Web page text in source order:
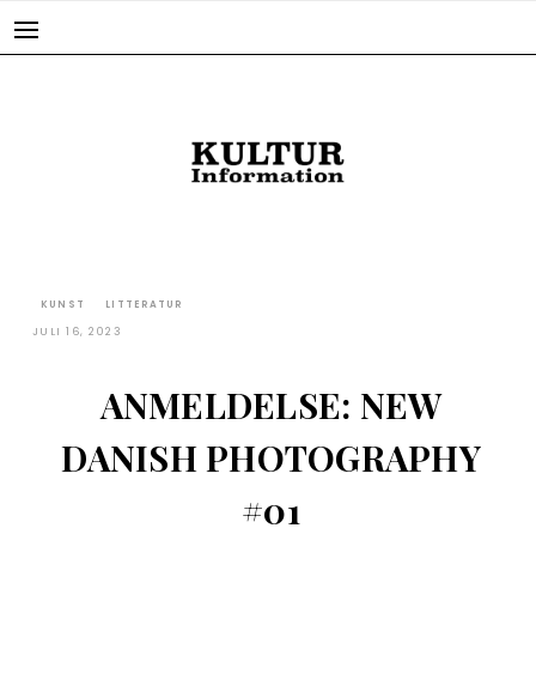
KUNST LITTERATUR
JULI 16, 2023
ANMELDELSE: NEW
DANISH PHOTOGRAPHY
#01